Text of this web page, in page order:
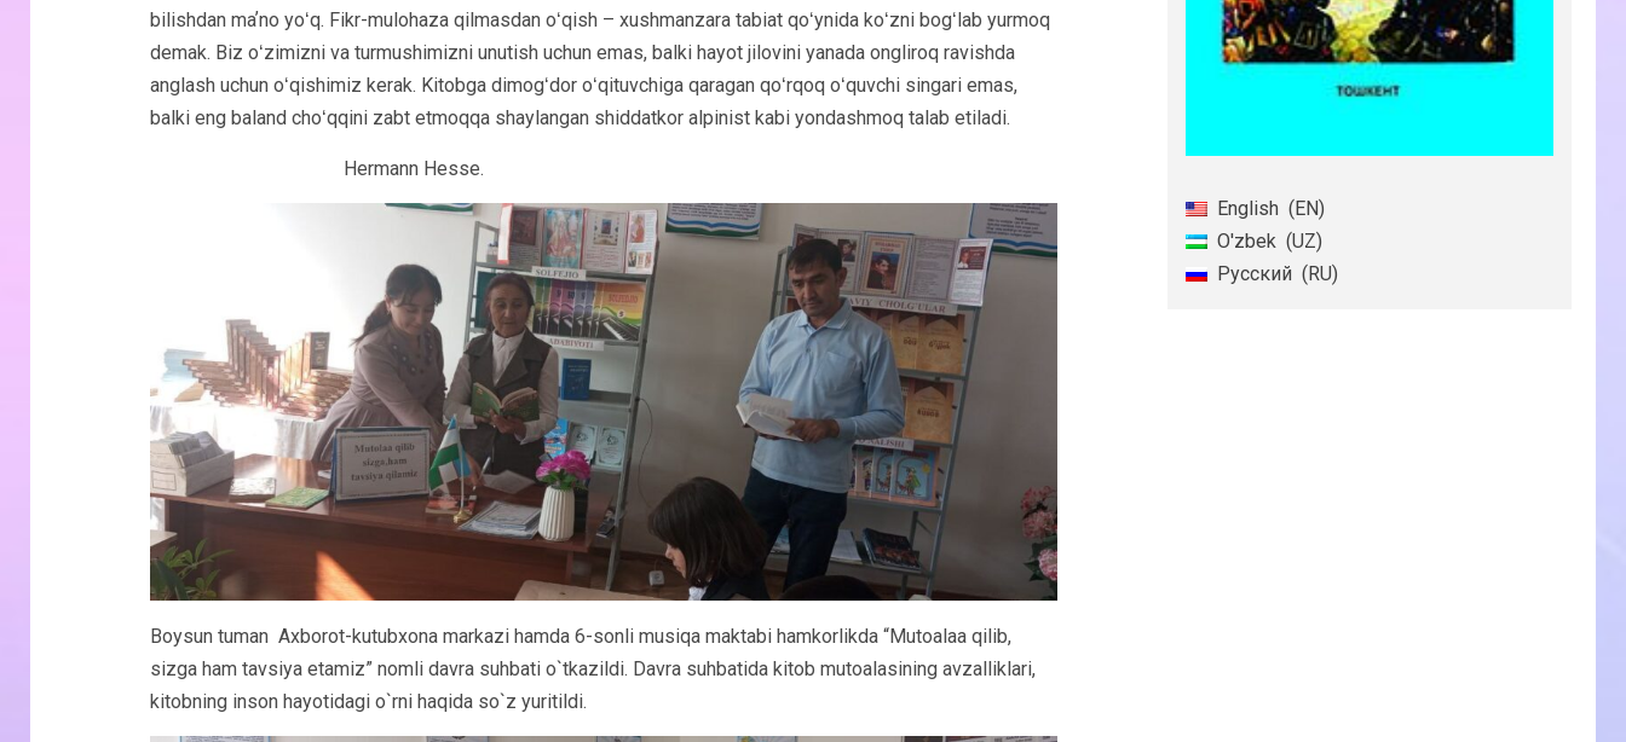
bilishdan maʼno yoʻq. Fikr-mulohaza qilmasdan oʻqish – xushmanzara tabiat qoʻynida koʻzni bogʻlab yurmoq
demak. Biz oʻzimizni va turmushimizni unutish uchun emas, balki hayot jilovini yanada ongliroq ravishda
anglash uchun oʻqishimiz kerak. Kitobga dimogʻdor oʻqituvchiga qaragan qoʻrqoq oʻquvchi singari emas,
balki eng baland choʻqqini zabt etmoqqa shaylangan shiddatkor alpinist kabi yondashmoq talab etiladi.
Hermann Hesse.
Boysun tuman Axborot-kutubxona markazi hamda 6-sonli musiqa maktabi hamkorlikda “Mutoalaa qilib,
sizga ham tavsiya etamiz” nomli davra suhbati o`tkazildi. Davra suhbatida kitob mutoalasining avzalliklari,
kitobning inson hayotidagi o`rni haqida so`z yuritildi.
English
EN
O'zbek
UZ
Русский
RU